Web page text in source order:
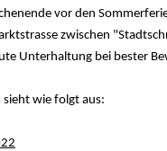
vor den
zwischen
Unterhaltung bei bester
sieht wie folgt aus: